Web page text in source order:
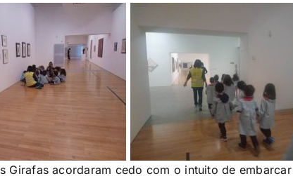
Girafas acordaram cedo com o intuito de